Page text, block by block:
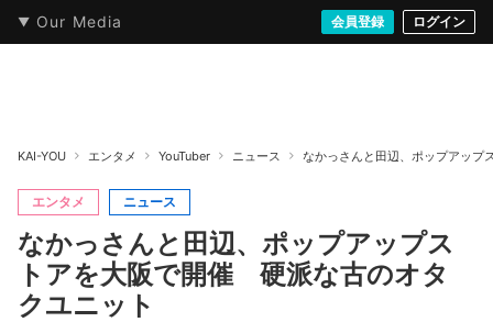
Our Media 会員登録 ログイン
本・文芸 情報化社会 音楽・映像 ゲームストリート
KAI-YOU エンタメ YouTuber ニュース なかっさんと田辺、ポップアッ
エンタメ ニュース
なかっさんと田辺、ポップアップス
トアを大阪で開催 硬派な古のオタ
クユニット